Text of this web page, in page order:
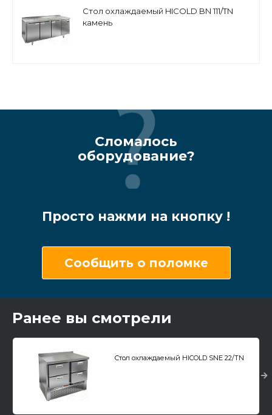
Стол охлаждаемый HICOLD BN 111/TN
камень
Сломалось
оборудование?
Просто нажми на кнопку !
Сообщить о поломке
Ранее вы смотрели
Стол охлаждаемый HICOLD SNE 22/TN